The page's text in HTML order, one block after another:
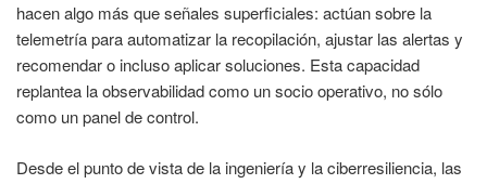
hacen algo más que señales superficiales: actúan sobre la
telemetría para automatizar la recopilación, ajustar las alertas y
recomendar o incluso aplicar soluciones. Esta capacidad
replantea la observabilidad como un socio operativo, no sólo
como un panel de control.
Desde el punto de vista de la ingeniería y la ciberresiliencia, las